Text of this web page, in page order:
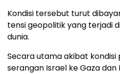
Kondisi tersebut turut
tensi geopolitik yang terjadi
dunia.
Secara utama akibat kondisi
serangan Israel ke Gaza dan